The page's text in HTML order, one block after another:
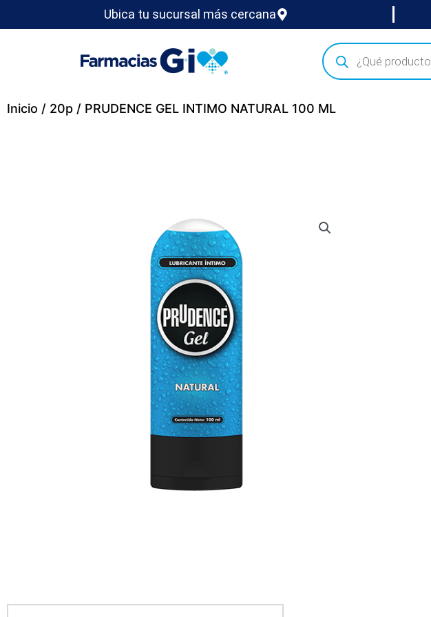
Ubica tu sucursal más cercana
Inicio / 20p / PRUDENCE GEL INTIMO NATURAL 100 ML